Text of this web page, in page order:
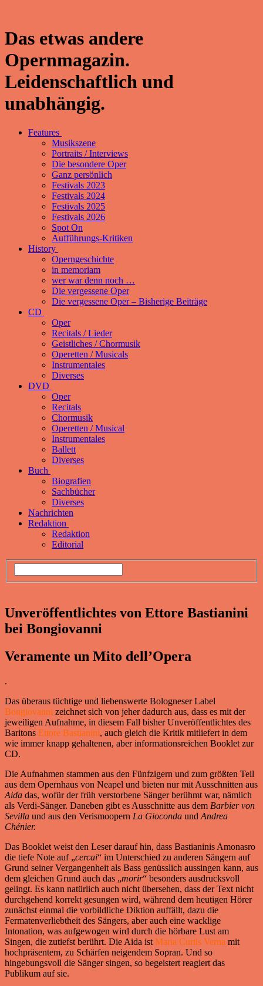
Das etwas andere
Opernmagazin.
Leidenschaftlich und
unabhängig.
Features
Musikszene
Portraits / Interviews
Die besondere Oper
Ganz persönlich
Festivals 2023
Festivals 2024
Festivals 2025
Festivals 2026
Spot On
Aufführungs-Kritiken
History
Operngeschichte
in memoriam
wer war denn noch …
Die vergessene Oper
Die vergessene Oper – Bisherige Beiträge
CD
Oper
Recitals / Lieder
Geistliches / Chormusik
Operetten / Musicals
Instrumentales
Diverses
DVD
Oper
Recitals
Chormusik
Operetten / Musical
Instrumentales
Ballett
Diverses
Buch
Biografien
Sachbücher
Diverses
Nachrichten
Redaktion
Redaktion
Editorial
Unveröffentlichtes von Ettore Bastianini
bei Bongiovanni
Veramente un Mito dell’Opera
.
Das überaus tüchtige und liebenswerte Bologneser Label
Bongiovanni zeichnet sich von jeher dadurch aus, dass es mit der
jeweiligen Aufnahme, in diesem Fall bisher Unveröffentlichtes des
Baritons Ettore Bastianini, auch gleich die Kritik mitliefert in dem
wie immer knapp gehaltenen, aber informationsreichen Booklet zur
CD.
Die Aufnahmen stammen aus den Fünfzigern und zum größten Teil
aus dem Opernhaus von Neapel und bieten nur mit Ausschnitten aus
Aida das, wofür der früh verstorbene Sänger berühmt war, nämlich
als Verdi-Sänger. Daneben gibt es Ausschnitte aus dem Barbier von
Sevilla und aus den Verismoopern La Gioconda und Andrea
Chénier.
Das Booklet weist den Leser darauf hin, dass Bastianinis Amonasro
die tiefe Note auf „cercai“ im Unterschied zu anderen Sängern auf
Grund seiner Vergangenheit als Bass genüsslich aussingen kann, aus
dem gleichen Grund auch das „morir“ besonders ausdrucksvoll
gelingt. Es kann natürlich auch nicht übersehen, dass der Text nicht
durchgehend korrekt gesungen wird, während dem heutigen Hörer
zunächst einmal die vorbildliche Diktion auffällt, dazu die
Fermatenverliebtheit des Sängers, aber auch eine wacklige
Intonation, was aufgewogen wird durch die hörbare Lust am
Singen, die zutiefst berührt. Die Aida ist Maria Curtis Verna mit
hochpräsentem, zu Schärfen neigendem Sopran. Und so
hingebungsvoll die Sänger singen, so begeistert reagiert das
Publikum auf sie.